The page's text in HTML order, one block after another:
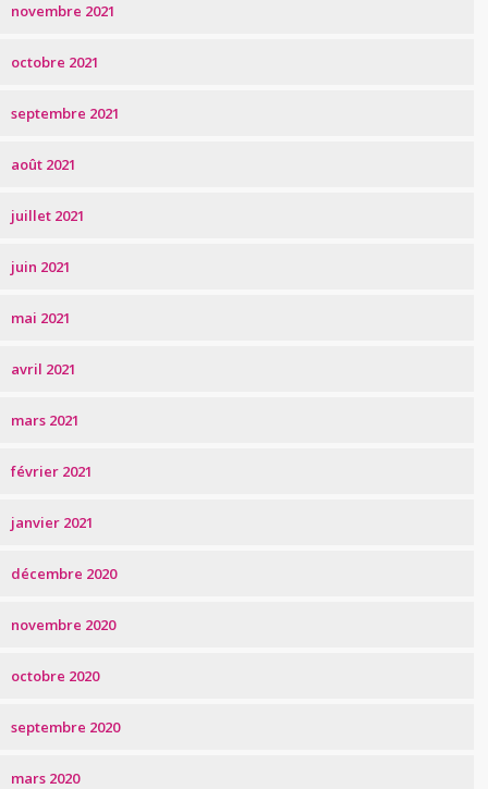
novembre 2021
octobre 2021
septembre 2021
août 2021
juillet 2021
juin 2021
mai 2021
avril 2021
mars 2021
février 2021
janvier 2021
décembre 2020
novembre 2020
octobre 2020
septembre 2020
mars 2020